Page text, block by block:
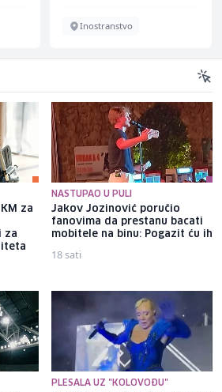
Inostranstvo
za
za
NASTUPAO U PULI
Jakov Jozinović poručio
fanovima da prestanu bacati
mobitele na binu: Pogazit ću ih
18 sati
PLESALA UZ "KOLOVOĐU"